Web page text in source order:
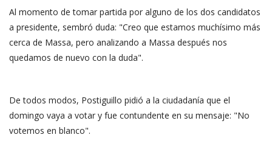
Al momento de tomar partida por alguno de los dos candidatos
a presidente, sembró duda: "Creo que estamos muchísimo más
cerca de Massa, pero analizando a Massa después nos
quedamos de nuevo con la duda".
De todos modos, Postiguillo pidió a la ciudadanía que el
domingo vaya a votar y fue contundente en su mensaje: "No
votemos en blanco".